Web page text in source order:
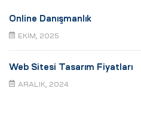
Online Danışmanlık
EKIM, 2025
Web Sitesi Tasarım Fiyatları
ARALIK, 2024